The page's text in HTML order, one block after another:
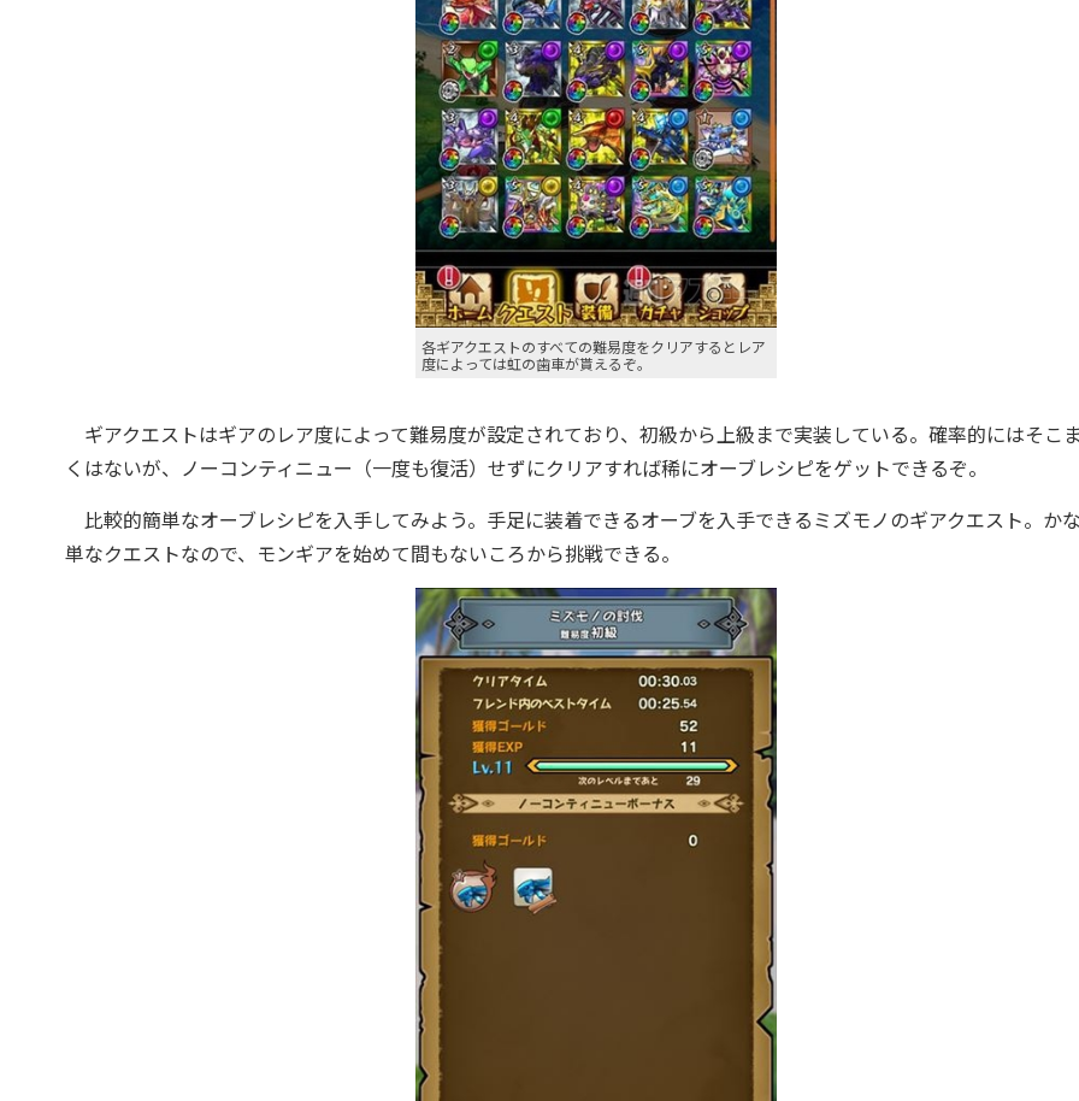
各ギアクエストのすべての難易度をクリアするとレア
度によっては虹の歯車が貰えるぞ。
ギアクエストはギアのレア度によって難易度が設定されており、初級から上級まで実装している。確率的にはそこ
くはないが、ノーコンティニュー（一度も復活）せずにクリアすれば稀にオーブレシピをゲットできるぞ。
比較的簡単なオーブレシピを入手してみよう。手足に装着できるオーブを入手できるミズモノのギアクエスト。か
単なクエストなので、モンギアを始めて間もないころから挑戦できる。